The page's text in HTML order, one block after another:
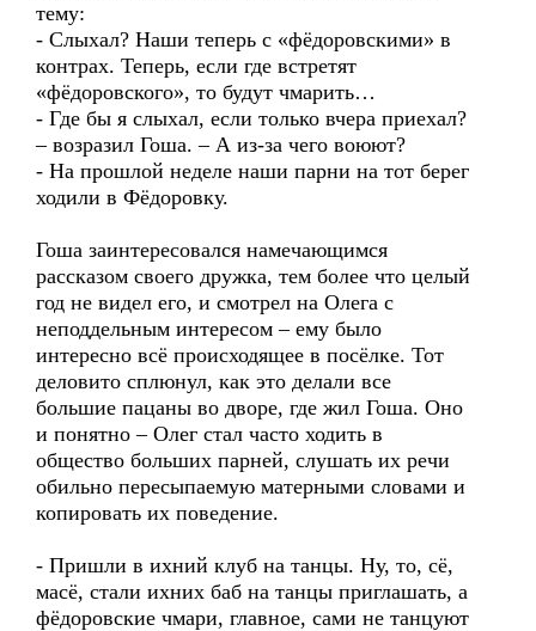
тему:
- Слыхал? Наши теперь с «фёдоровскими» в
контрах. Теперь, если где встретят
«фёдоровского», то будут чмарить…
- Где бы я слыхал, если только вчера приехал?
– возразил Гоша. – А из-за чего воюют?
- На прошлой неделе наши парни на тот берег
ходили в Фёдоровку.
Гоша заинтересовался намечающимся
рассказом своего дружка, тем более что целый
год не видел его, и смотрел на Олега с
неподдельным интересом – ему было
интересно всё происходящее в посёлке. Тот
деловито сплюнул, как это делали все
большие пацаны во дворе, где жил Гоша. Оно
и понятно – Олег стал часто ходить в
общество больших парней, слушать их речи
обильно пересыпаемую матерными словами и
копировать их поведение.
- Пришли в ихний клуб на танцы. Ну, то, сё,
масё, стали ихних баб на танцы приглашать, а
фёдоровские чмари, главное, сами не танцуют